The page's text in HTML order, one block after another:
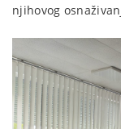
njihovog